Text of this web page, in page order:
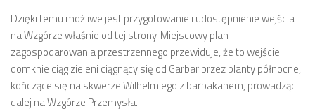
numer 2-3(10)/2019
numer 1-2(9)/2019
numer 1(8)/2018
numer 2(7)/2017
Dzięki temu możliwe jest przygotowanie i udostępnienie wejścia
na Wzgórze właśnie od tej strony. Miejscowy plan
zagospodarowania przestrzennego przewiduje, że to wejście
domknie ciąg zieleni ciągnący się od Garbar przez planty północne,
kończące się na skwerze Wilhelmiego z barbakanem, prowadząc
dalej na Wzgórze Przemysła.